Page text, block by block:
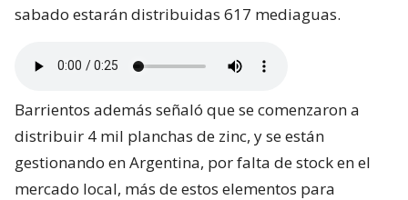
sabado estarán distribuidas 617 mediaguas.
Barrientos además señaló que se comenzaron a
distribuir 4 mil planchas de zinc, y se están
gestionando en Argentina, por falta de stock en el
mercado local, más de estos elementos para